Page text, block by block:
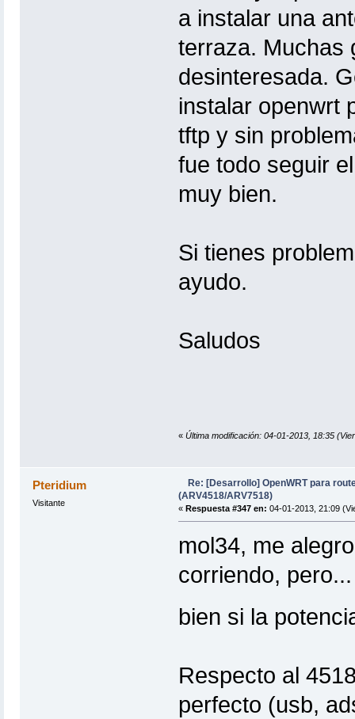
a instalar una
terraza. Muchas
desinteresada.
instalar openwrt
tftp y sin
fue todo seguir
muy bien.
Si tienes
ayudo.
Saludos
« Última modificación: 04-01-2013, 18:35
Pteridium
Visitante
Re: [Desarrollo] OpenWRT para
(ARV4518/ARV7518)
« Respuesta #347 en: 04-01-2013, 21:09
mol34, me
corriendo,
bien si la
Respecto al
perfecto (usb,